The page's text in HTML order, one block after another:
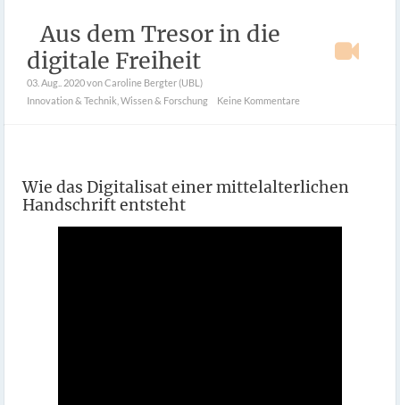
Aus dem Tresor in die
digitale Freiheit
03. Aug.. 2020von Caroline Bergter (UBL)
Innovation & Technik Wissen & Forschung Keine Kommentare
Wie das Digitalisat einer mittelalterlichen
Handschrift entsteht